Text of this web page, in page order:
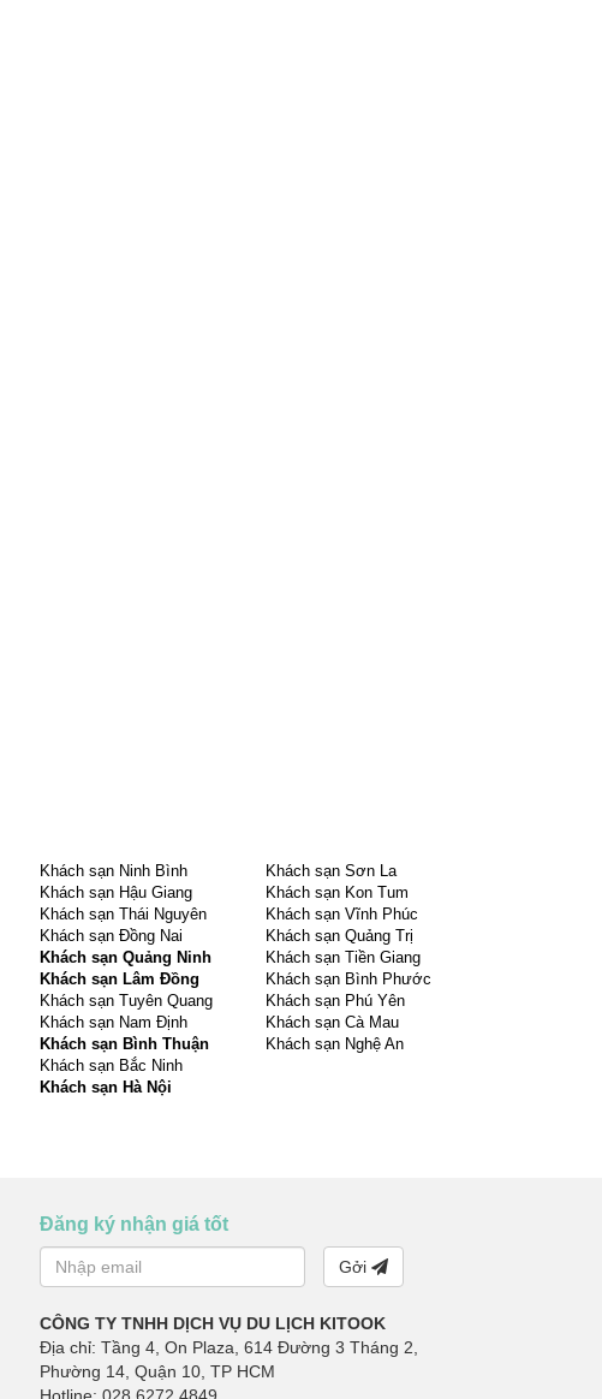
Khách sạn Ninh Bình
Khách sạn Hậu Giang
Khách sạn Thái Nguyên
Khách sạn Đồng Nai
Khách sạn Quảng Ninh
Khách sạn Lâm Đồng
Khách sạn Tuyên Quang
Khách sạn Nam Định
Khách sạn Bình Thuận
Khách sạn Bắc Ninh
Khách sạn Hà Nội
Khách sạn Sơn La
Khách sạn Kon Tum
Khách sạn Vĩnh Phúc
Khách sạn Quảng Trị
Khách sạn Tiền Giang
Khách sạn Bình Phước
Khách sạn Phú Yên
Khách sạn Cà Mau
Khách sạn Nghệ An
Đăng ký nhận giá tốt
Gởi
CÔNG TY TNHH DỊCH VỤ DU LỊCH KITOOK
Địa chỉ: Tầng 4, On Plaza, 614 Đường 3 Tháng 2,
Phường 14, Quận 10, TP HCM